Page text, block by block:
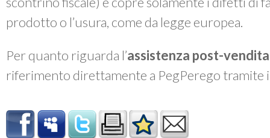
prodotto o l’usura, come da legge europea.
Per quanto riguarda l’assistenza post-vendita
riferimento direttamente a PegPerego tramite